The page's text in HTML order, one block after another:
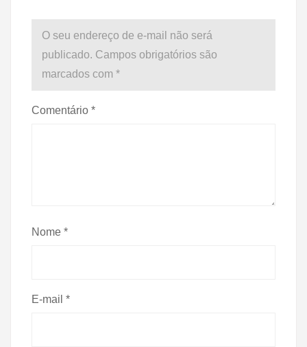
O seu endereço de e-mail não será
publicado. Campos obrigatórios são
marcados com *
Comentário *
Nome *
E-mail *